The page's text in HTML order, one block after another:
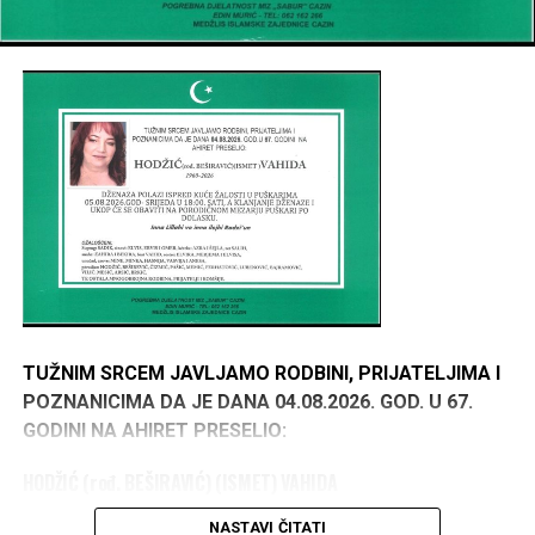
TUŽNIM SRCEM JAVLJAMO RODBINI, PRIJATELJIMA I
POZNANICIMA DA JE DANA 04.08.2026. GOD. U 67.
GODINI NA AHIRET PRESELIO:
NASTAVI ČITATI